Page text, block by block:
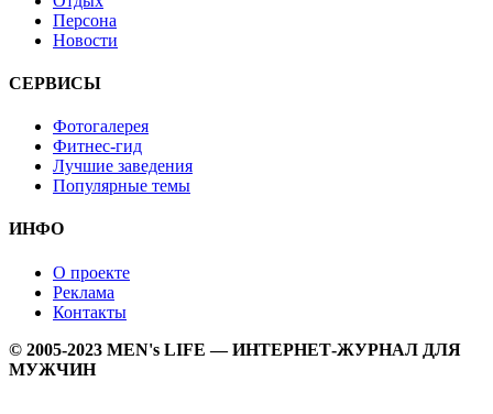
Персона
Новости
СЕРВИСЫ
Фотогалерея
Фитнес-гид
Лучшие заведения
Популярные темы
ИНФО
О проекте
Реклама
Контакты
© 2005-2023 MEN's LIFE — ИНТЕРНЕТ-ЖУРНАЛ ДЛЯ
МУЖЧИН